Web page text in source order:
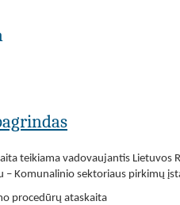
teikiama vadovaujantis Lietuvos
– Komunalinio sektoriaus pirkimų
procedūrų ataskaita